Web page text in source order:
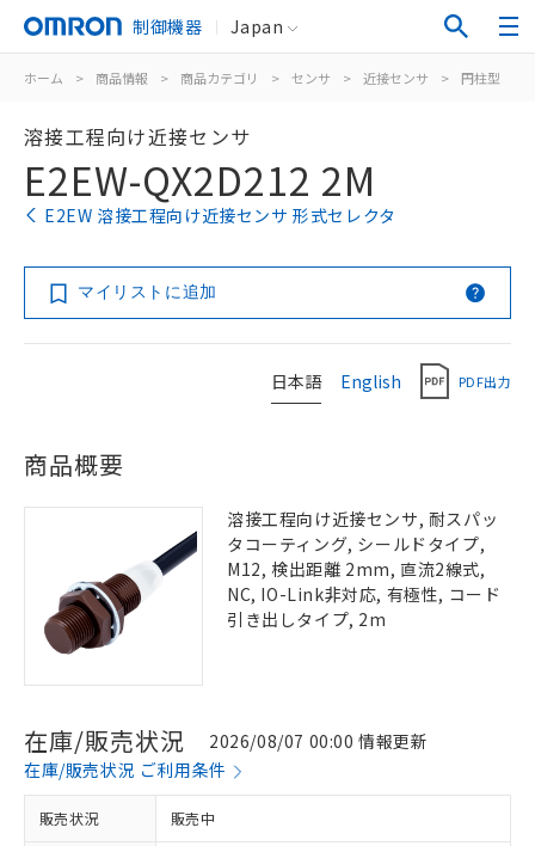
制御機器 Japan
ホーム > 商品情報 > 商品カテゴリ > センサ > 近接センサ > 円柱型
溶接工程向け近接センサ
E2EW-QX2D212 2M
E2EW 溶接工程向け近接センサ 形式セレクタ
マイリストに追加
日本語 English PDF出力
商品概要
溶接工程向け近接センサ, 耐スパッ
タコーティング, シールドタイプ,
M12, 検出距離 2mm, 直流2線式,
NC, IO-Link非対応, 有極性, コード
引き出しタイプ, 2m
在庫/販売状況
2026/08/07 00:00 情報更新
在庫/販売状況 ご利用条件
販売状況 販売中